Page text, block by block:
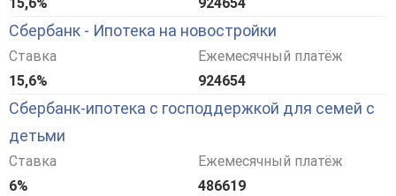
Сбербанк - Ипотека на новостройки
Ставка
15,6%
Ежемесячный платёж
924654
Сбербанк-ипотека с господдержкой для семей с
детьми
Ставка
6%
Ежемесячный платёж
486619